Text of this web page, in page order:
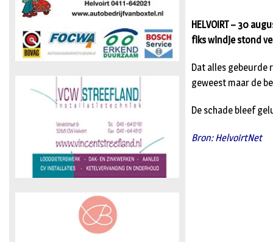
HELVOIRT – 30
fiks windje stond
Dat alles gebeurde
geweest maar de
De schade bleef
Bron: HelvoirtNet